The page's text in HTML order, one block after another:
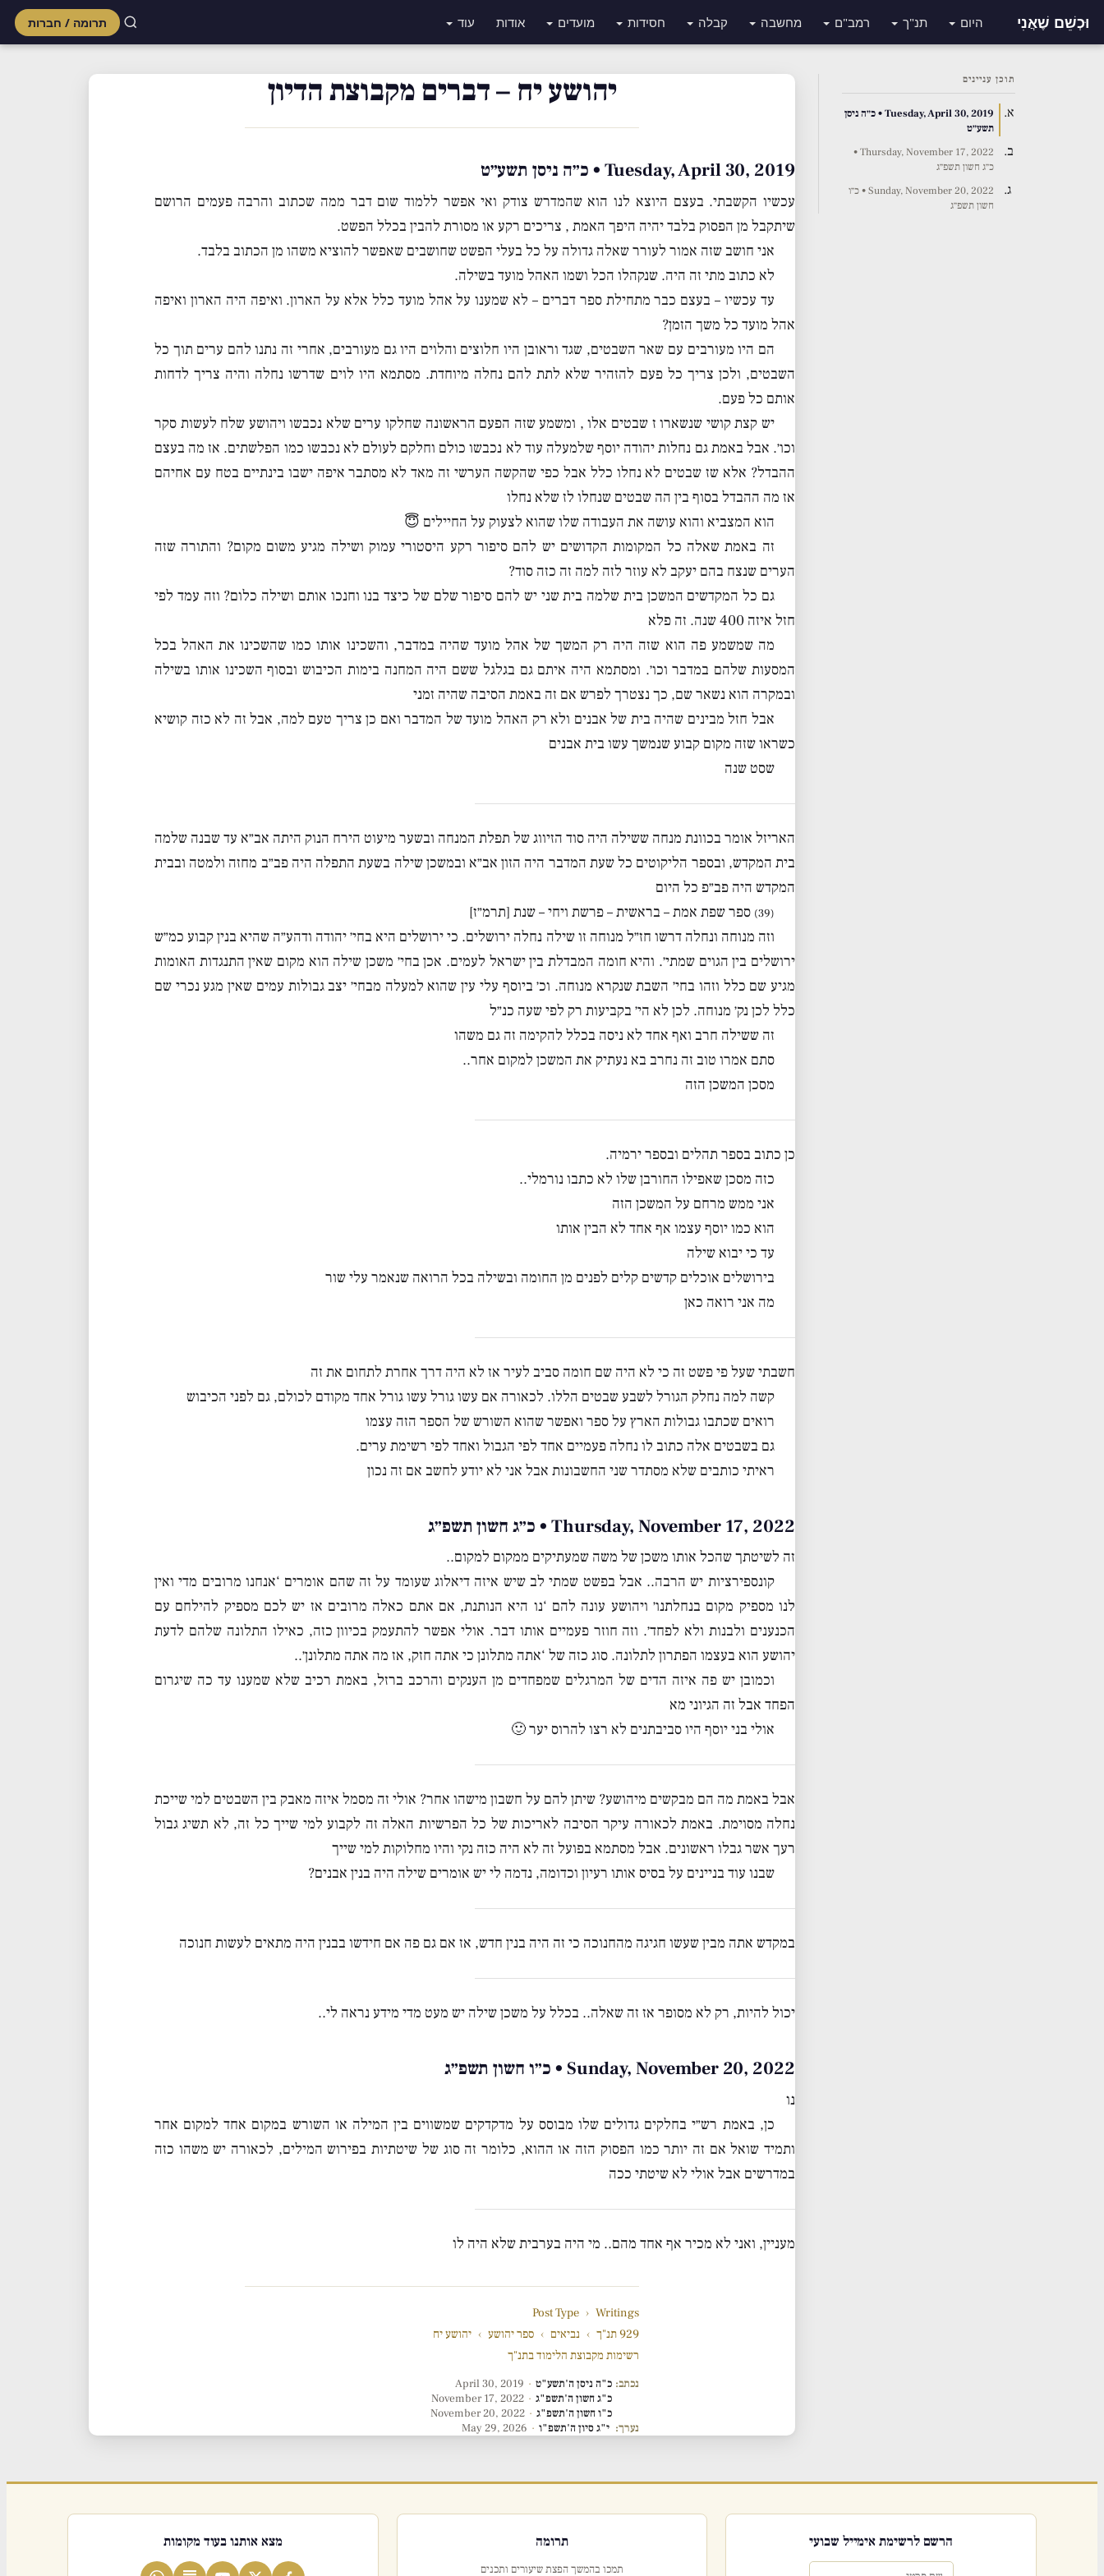
וּכְשֵׁם שֶׁאֲנִי היום תנ"ך רמב"ם מחשבה קבלה חסידות מועדים אודות עוד תרומה / חברות
תוכן עניינים
Tuesday, April 30, 2019 • כ״ה ניסן
תשע״ט
Thursday, November 17, 2022 •
כ״ג חשון תשפ״ג
Sunday, November 20, 2022 • כ״ו
חשון תשפ״ג
יהושע יח – דברים מקבוצת הדיון
Tuesday, April 30, 2019 • כ״ה ניסן תשע״ט
עכשיו הקשבתי. בעצם היוצא לנו הוא שהמדרש צודק ואי אפשר ללמוד שום דבר ממה שכתוב והרבה פעמים הרושם
שיתקבל מן הפסוק בלבד יהיה היפך האמת , צריכים רקע או מסורת להבין בכלל הפשט.
אני חושב שזה אמור לעורר שאלה גדולה על כל בעלי הפשט שחושבים שאפשר להוציא משהו מן הכתוב בלבד.
לא כתוב מתי זה היה. שנקהלו הכל ושמו האהל מועד בשילה.
עד עכשיו – בעצם כבר מתחילת ספר דברים – לא שמענו על אהל מועד כלל אלא על הארון. ואיפה היה הארון ואיפה
אהל מועד כל משך הזמן?
הם היו מעורבים עם שאר השבטים, שגד וראובן היו חלוצים והלוים היו גם מעורבים, אחרי זה נתנו להם ערים תוך כל
השבטים, ולכן צריך כל פעם להזהיר שלא לתת להם נחלה מיוחדת. מסתמא היו לוים שדרשו נחלה והיה צריך לדחות
אותם כל פעם.
יש קצת קושי שנשארו ז שבטים אלו , ומשמע שזה הפעם הראשונה שחלקו ערים שלא נכבשו ויהושע שלח לעשות סקר
וכו׳. אבל באמת גם נחלות יהודה יוסף שלמעלה עוד לא נכבשו כולם וחלקם לעולם לא נכבשו כמו הפלשתים. אז מה בעצם
ההבדל? אלא שז שבטים לא נחלו כלל אבל כפי שהקשה הערשי זה מאד לא מסתבר איפה ישבו בינתיים בטח עם אחיהם
אז מה ההבדל בסוף בין הה שבטים שנחלו לז שלא נחלו
הוא המצביא והוא עושה את העבודה שלו שהוא לצעוק על החיילים 😇
זה באמת שאלה כל המקומות הקדושים יש להם סיפור רקע היסטורי עמוק ושילה מגיע משום מקום? והתורה שזה
הערים שנצח בהם יעקב לא עוזר לזה למה זה כזה סוד?
גם כל המקדשים המשכן בית שלמה בית שני יש להם סיפור שלם של כיצד בנו וחנכו אותם ושילה כלום? וזה עמד לפי
חזל איזה 400 שנה. זה פלא
מה שמשמע פה הוא שזה היה רק המשך של אהל מועד שהיה במדבר, והשכינו אותו כמו שהשכינו את האהל בכל
המסעות שלהם במדבר וכו׳. ומסתמא היה איתם גם בגלגל ששם היה המחנה בימות הכיבוש ובסוף השכינו אותו בשילה
ובמקרה הוא נשאר שם, כך נצטרך לפרש אם זה באמת הסיבה שהיה זמני
אבל חזל מבינים שהיה בית של אבנים ולא רק האהל מועד של המדבר ואם כן צריך טעם למה, אבל זה לא כזה קושיא
כשראו שזה מקום קבוע שנמשך עשו בית אבנים
שסט שנה
האריזל אומר בכוונת מנחה ששילה היה סוד הזיווג של תפלת המנחה ובשער מיעוט הירח הנוק היתה אב״א עד שבנה שלמה
בית המקדש, ובספר הליקוטים כל שעת המדבר היה הזון אב״א ובמשכן שילה בשעת התפלה היה פב״ב מחזה ולמטה ובבית
המקדש היה פב״פ כל היום
(39)
ספר שפת אמת – בראשית – פרשת ויחי – שנת [תרמ״ז]
וזה מנוחה ונחלה דרשו חז״ל מנוחה זו שילה נחלה ירושלים. כי ירושלים היא בחי׳ יהודה ודהע״ה שהיא בנין קבוע כמ״ש
ירושלים בין הגוים שמתי׳. והיא חומה המבדלת בין ישראל לעמים. אכן בחי׳ משכן שילה הוא מקום שאין התנגדות האומות
מגיע שם כלל וזהו בחי׳ השבת שנקרא מנוחה. וכ׳ ביוסף עלי עין שהוא למעלה מבחי׳ יצב גבולות עמים שאין מגע נכרי שם
כלל לכן נק׳ מנוחה. לכן לא הי׳ בקביעות רק לפי שעה כנ״ל
זה ששילה חרב ואף אחד לא ניסה בכלל להקימה זה גם משהו
סתם אמרו טוב זה נחרב בא נעתיק את המשכן למקום אחר..
מסכן המשכן הזה
כן כתוב בספר תהלים ובספר ירמיה.
כזה מסכן שאפילו החורבן שלו לא כתבו נורמלי..
אני ממש מרחם על המשכן הזה
הוא כמו יוסף עצמו אף אחד לא הבין אותו
עד כי יבוא שילה
בירושלים אוכלים קדשים קלים לפנים מן החומה ובשילה בכל הרואה שנאמר עלי שור
מה אני רואה כאן
חשבתי שעל פי פשט זה כי לא היה שם חומה סביב לעיר אז לא היה דרך אחרת לתחום את זה
קשה למה נחלק הגורל לשבע שבטים הללו. לכאורה אם עשו גורל עשו גורל אחד מקודם לכולם, גם לפני הכיבוש
רואים שכתבו גבולות הארץ על ספר ואפשר שהוא השורש של הספר הזה עצמו
גם בשבטים אלה כתוב לו נחלה פעמיים אחד לפי הגבול ואחד לפי רשימת ערים.
ראיתי כותבים שלא מסתדר שני החשבונות אבל אני לא יודע לחשב אם זה נכון
Thursday, November 17, 2022 • כ״ג חשון תשפ״ג
זה לשיטתך שהכל אותו משכן של משה שמעתיקים ממקום למקום..
קונספירציות יש הרבה.. אבל בפשט שמתי לב שיש איזה דיאלוג שעומד על זה שהם אומרים ‘אנחנו מרובים מדי ואין
לנו מספיק מקום בנחלתנו׳ ויהושע עונה להם ‘נו היא הנותנת, אם אתם כאלה מרובים אז יש לכם מספיק להילחם עם
הכנענים ולבנות ולא לפחד׳. וזה חוזר פעמיים אותו דבר. אולי אפשר להתעמק בכיוון כזה, כאילו התלונה שלהם לדעת
יהושע הוא בעצמו הפתרון לתלונה. סוג כזה של ‘אתה מתלונן כי אתה חזק, אז מה אתה מתלונן׳..
וכמובן יש פה איזה הדים של המרגלים שמפחדים מן הענקים והרכב ברזל, באמת רכיב שלא שמענו עד כה שיגרום
הפחד אבל זה הגיוני מא
אולי בני יוסף היו סביבתנים לא רצו להרוס יער 🙂
אבל באמת מה הם מבקשים מיהושע? שיתן להם על חשבון מישהו אחר? אולי זה מסמל איזה מאבק בין השבטים למי שייכת
נחלה מסוימת. באמת לכאורה עיקר הסיבה לאריכות של כל הפרשיות האלה זה לקבוע למי שייך כל זה, לא תשיג גבול
רעך אשר גבלו ראשונים. אבל מסתמא בפועל זה לא היה כזה נקי והיו מחלוקות למי שייך
שבנו עוד בניינים על בסיס אותו רעיון וכדומה, נדמה לי יש אומרים שילה היה בנין אבנים?
במקדש אתה מבין שעשו חגיגה מהחנוכה כי זה היה בנין חדש, אז אם גם פה אם חידשו בבנין היה מתאים לעשות חנוכה
יכול להיות, רק לא מסופר אז זה שאלה.. בכלל על משכן שילה יש מעט מדי מידע נראה לי..
Sunday, November 20, 2022 • כ״ו חשון תשפ״ג
נו
כן, באמת רש״י בחלקים גדולים שלו מבוסס על מדקדקים שמשווים בין המילה או השורש במקום אחד למקום אחר
ותמיד שואל אם זה יותר כמו הפסוק הזה או ההוא, כלומר זה סוג של שיטתיות בפירוש המילים, לכאורה יש משהו כזה
במדרשים אבל אולי לא שיטתי ככה
מעניין, ואני לא מכיר אף אחד מהם.. מי היה בערבית שלא היה לו
Post Type › Writings
929 תנ"ך
› נביאים › ספר יהושע › יהושע יח
רשימות מקבוצת הלימוד בתנ"ך
נכתב: כ"ה ניסן ה'תשע"ט ·
April 30, 2019
כ"ג חשון ה'תשפ"ג ·
November 17, 2022
כ"ו חשון ה'תשפ"ג ·
November 20, 2022
נערך: י"ג סיון ה'תשפ"ו ·
May 29, 2026
הרשם לרשימת אימייל שבועי תרומה
תמכו בהמשך הפצת שיעורים ותכנים
מצא אותנו בעוד מקומות